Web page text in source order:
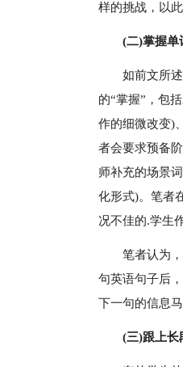
样的挑战，以
(二)掌握单
如前文所
的“掌握”，包
作的细微改变)
者会要求预备
师补充的场景
化形式)。笔者
况不佳的.学生
笔者认为
句英语句子后
下一句的信息
(三)跟上长